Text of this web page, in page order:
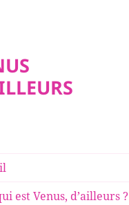
est Venus, d’ailleurs ?